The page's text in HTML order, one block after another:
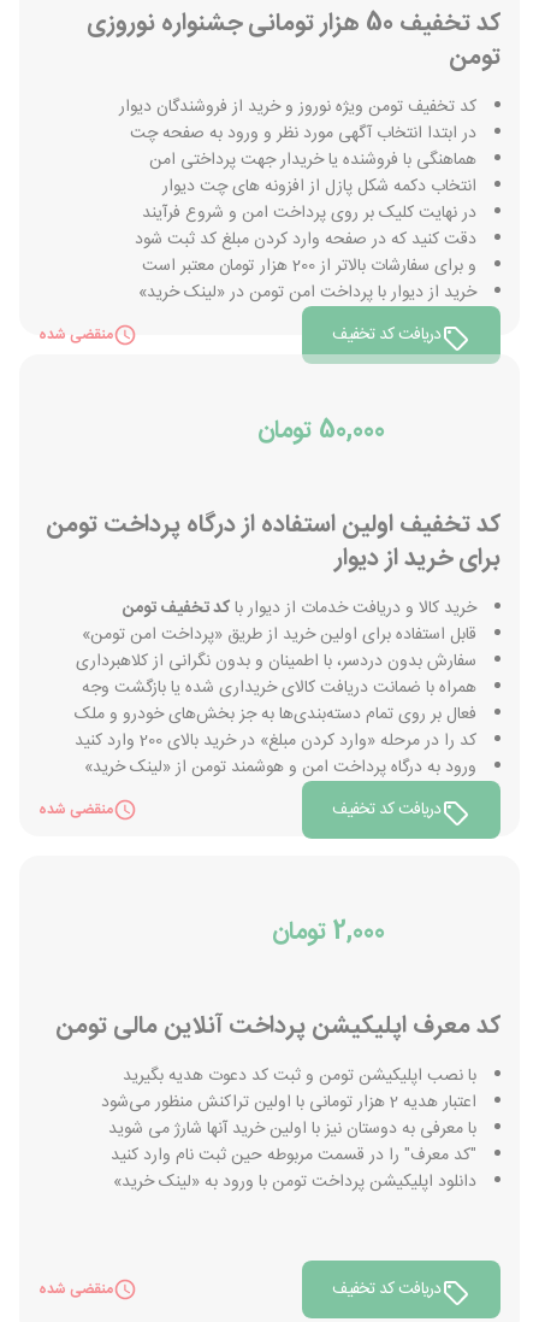
کد تخفیف 50 هزار تومانی جشنواره نوروزی
تومن
کد تخفیف تومن ویژه نوروز و خرید از فروشندگان دیوار
در ابتدا انتخاب آگهی مورد نظر و ورود به صفحه چت
هماهنگی با فروشنده یا خریدار جهت پرداختی امن
انتخاب دکمه شکل پازل از افزونه های چت دیوار
در نهایت کلیک بر روی پرداخت امن و شروع فرآیند
دقت کنید که در صفحه وارد کردن مبلغ کد ثبت شود
و برای سفارشات بالاتر از 200 هزار تومان معتبر است
خرید از دیوار با پرداخت امن تومن در «لینک خرید»
دریافت کد تخفیف
منقضی شده
50,000 تومان
کد تخفیف اولین استفاده از درگاه پرداخت تومن
برای خرید از دیوار
خرید کالا و دریافت خدمات از دیوار باکد تخفیف تومن
قابل استفاده برای اولین خرید از طریق «پرداخت امن تومن»
سفارش بدون دردسر، با اطمینان و بدون نگرانی از کلاهبرداری
همراه با ضمانت دریافت کالای خریداری شده یا بازگشت وجه
فعال بر روی تمام دسته‌بندی‌ها به جز بخش‌‎های خودرو و ملک
کد را در مرحله «وارد کردن مبلغ» در خرید بالای 200 وارد کنید
ورود به درگاه پرداخت امن و هوشمند تومن از «لینک خرید»
دریافت کد تخفیف
منقضی شده
2,000 تومان
کد معرف اپلیکیشن پرداخت آنلاین مالی تومن
با نصب اپلیکیشن تومن و ثبت کد دعوت هدیه بگیرید
اعتبار هدیه 2 هزار تومانی با اولین تراکنش منظور می‌شود
با معرفی به دوستان نیز با اولین خرید آنها شارژ می شوید
"کد معرف" را در قسمت مربوطه حین ثبت نام وارد کنید
دانلود اپلیکیشن پرداخت تومن با ورود به «لینک خرید»
دریافت کد تخفیف منقضی شده